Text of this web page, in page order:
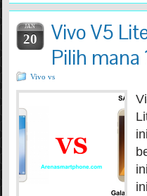
JAN
20
Vivo V5
Pilih mana
Vivo vs